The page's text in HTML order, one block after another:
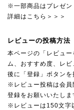
※一部商品はプレゼン
詳細はこちら＞＞＞
レビューの投稿方法
本ページの「レビュ
ム、おすすめ度、レ
後に「登録」ボタンを
※レビュー投稿は会員
登録をお願いいたしま
※レビューは150文字